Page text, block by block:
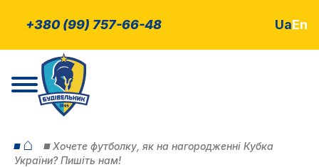
+380 (99) 757-66-48 UaEn
⌂
Хочете футболку, як на нагородженні Кубка
України? Пишіть нам!